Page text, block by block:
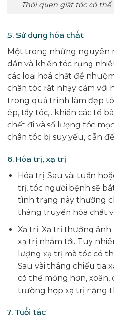
Thói quen giật tóc có
5. Sử dụng hóa chất
Một trong những nguyên
dần và khiến tóc rụng
các loại hoá chất để
chân tóc rất nhạy cảm với
trong quá trình làm đẹp
ép, tẩy tóc,.. khiến các tế
chết đi và số lượng tóc
chân tóc bị suy yếu, dẫn
6. Hóa trị, xạ trị
Hóa trị: Sau vài tuần
trị, tóc người bệnh sẽ
tình trạng này thường
tháng truyền hóa chất
Xạ trị: Xạ trị thưởng
xạ trị nhắm tới. Tuy
lượng xạ trị mà tóc có
Sau vài tháng chiếu tia
có thể mỏng hơn, xoăn,
trường hợp xạ trị nặng
7. Tuổi tác